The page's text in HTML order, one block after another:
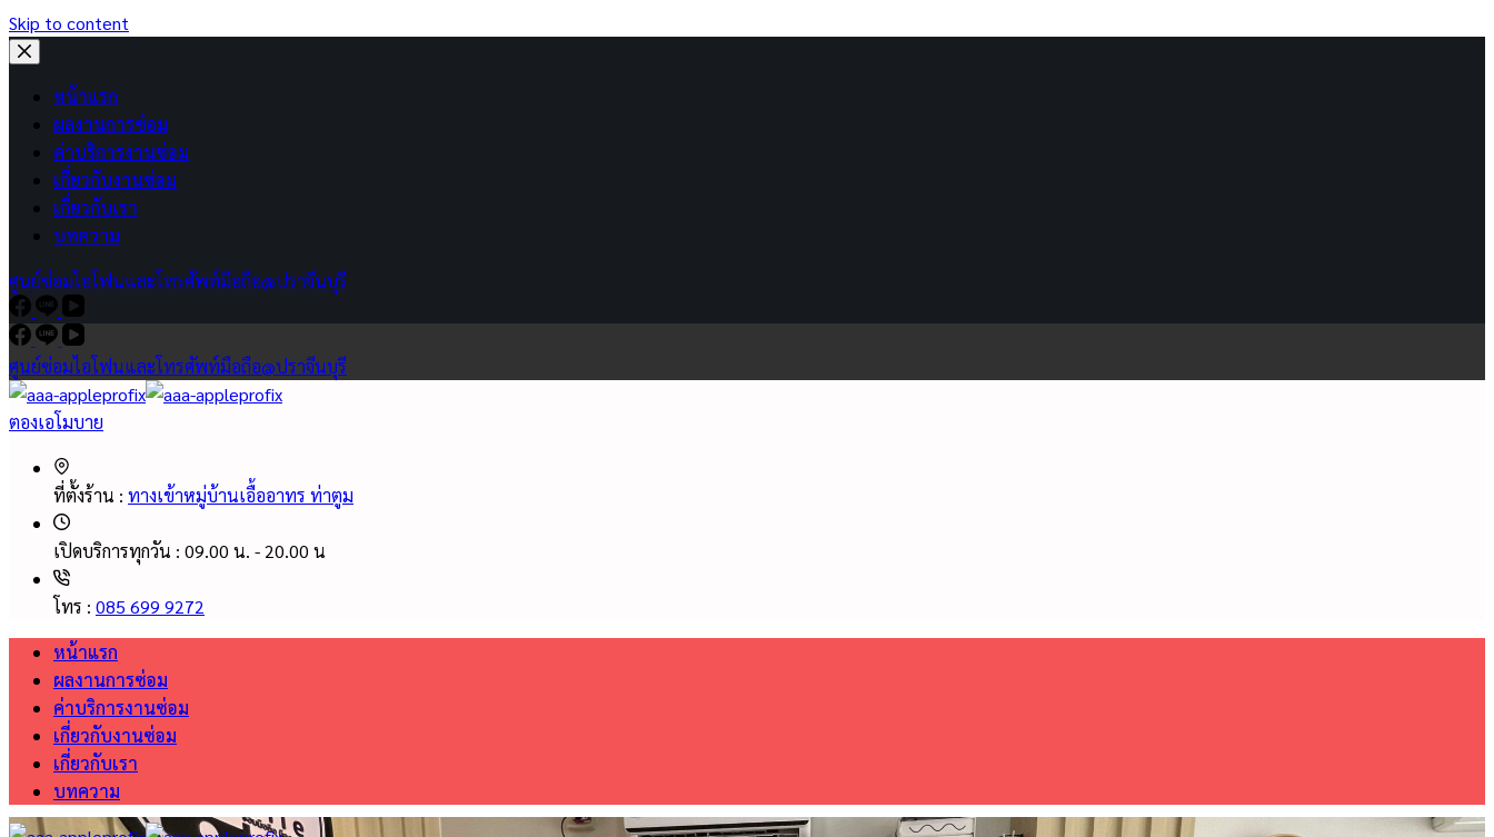
Skip to content
หน้าแรก
ผลงานการซ่อม
ค่าบริการงานซ่อม
เกี่ยวกับงานซ่อม
เกี่ยวกับเรา
บทความ
ศูนย์ซ่อมไอโฟนและโทรศัพท์มือถือ@ปราจีนบุรี
ศูนย์ซ่อมไอโฟนและโทรศัพท์มือถือ@ปราจีนบุรี
ตองเอโมบาย
ที่ตั้งร้าน : ทางเข้าหมู่บ้านเอื้ออาทร ท่าตูม
เปิดบริการทุกวัน : 09.00 น. - 20.00 น
โทร : 085 699 9272
หน้าแรก
ผลงานการซ่อม
ค่าบริการงานซ่อม
เกี่ยวกับงานซ่อม
เกี่ยวกับเรา
บทความ